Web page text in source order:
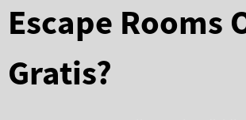
Escape Rooms
Gratis?